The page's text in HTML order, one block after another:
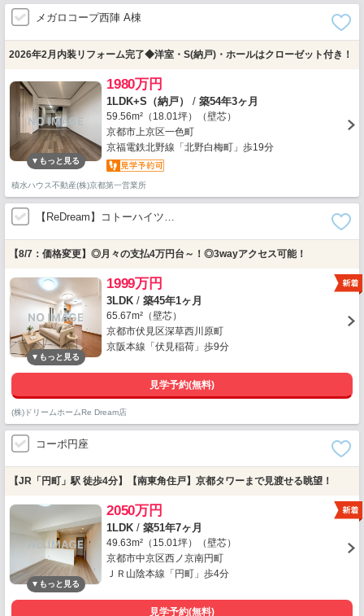
メガロコープ西陣 A棟
2026年2月内装リフォーム完了◆洋室・S(納戸)・ホールはクローゼット付き！
1980万円
1LDK+S（納戸） / 築54年3ヶ月
59.56m²（18.01坪）（壁芯）
京都市上京区一色町
京福電鉄北野線「北野白梅町」歩19分
積水ハウス不動産(株)京都第一営業所
【ReDream】コトーハイツ…
【8/7：価格変更】◎月々の支払4万円台～！◎3wayアクセス可能！
1999万円
3LDK / 築45年1ヶ月
65.67m²（壁芯）
京都市伏見区深草西川原町
京阪本線「伏見稲荷」歩9分
見学予約(無料)
(株)ドリームホームRe Dream店
コーポ円座
【JR「円町」駅 徒歩4分】【南東角住戸】京都タワーまで見渡せる眺望！
2050万円
1LDK / 築51年7ヶ月
49.63m²（15.01坪）（壁芯）
京都市中京区西ノ京南円町
ＪＲ山陰本線「円町」歩4分
見学予約(無料)